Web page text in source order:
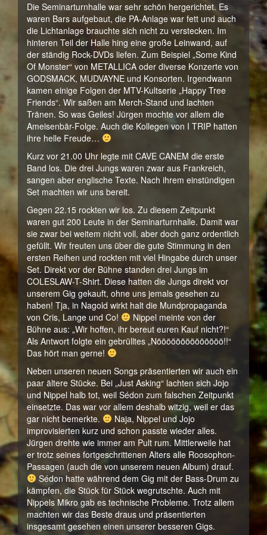
Die Seminarturnhalle war sehr schön hergerichtet. Es
waren Bars aufgebaut, die PA-Anlage war fett und auch
die Lichtanlage brauchte sich nicht zu verstecken. Im
hinteren Teil der Halle hing eine große Leinwand, auf
der ständig Rock-DVDs liefen. Zum Beispiel „Some Kind
Of Monster“ von METALLICA oder diverse Konzerte von
GODSMACK, MUDVAYNE und Konsorten. Irgendwann
kamen einige Folgen der MTV-Kultserie „Happy Tree
Friends“. Wir saßen am Merch-Stand und lachten
Tränen. So was Geiles! Jürgen mochte vor allem die
Ameisenbär-Folge. Auch die Kollegen von I TRIP hatten
ihre helle Freude…
Kurz vor 21.00 Uhr legte mit CAVE CANEM die erste
Band los. Die drei Jungs waren zwar aus Frankreich,
sangen aber englische Texte. Nach ihrem einstündigen
Set machten wir uns bereit.
Gegen 22.15 rockten wir los. Zu diesem Zeitpunkt
waren gut 200 Leute in der Seminarturnhalle. Damit war
sie zwar bei weitem nicht voll, aber doch ganz ordentlich
gefüllt. Wir freuten uns über die gute Stimmung in den
ersten Reihen und rockten mit viel Hingabe durch unser
Set. Direkt vor der Bühne standen drei Jungs im
COLESLAW-T-Shirt. Diese hatten die Jungs direkt vor
unserem Gig gekauft, ohne uns jemals gesehen zu
haben! Tja, in Nagold wirkt halt die Mundpropaganda
von Cris, Lange und Co!
Nippel meinte von der
Bühne aus: „Wir hoffen, ihr bereut euren Kauf nicht?!“
Als Antwort folgte ein gebrülltes „Nöööööööööööööö!!“
Das hört man gerne!
Neben unseren neuen Songs präsentierten wir auch ein
paar ältere Stücke. Bei „Just Asking“ lachten sich Jojo
und Nippel halb tot, weil Sédon zum falschen Zeitpunkt
einsetzte. Das war vor allem deshalb witzig, weil er das
gar nicht bemerkte.
Naja, Nippel und Jojo
improvisierten kurz und schon passte wieder alles.
Jürgen drehte wie immer am Pult rum. Mittlerweile hat
er trotz seines fortgeschrittenen Alters alle Roosophon-
Passagen (auch die von unserem neuen Album) drauf.
Sédon hatte während dem Gig mit der Bass-Drum zu
kämpfen, die Stück für Stück wegrutschte. Auch mit
Nippels Mikro gab es technische Probleme. Trotz allem
machten wir das Beste draus und präsentierten
insgesamt gesehen einen unserer besseren Gigs.